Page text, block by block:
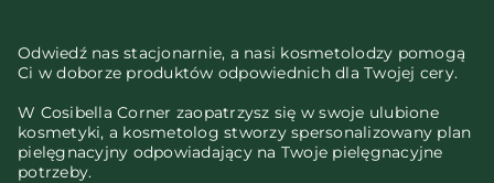
Odwiedź nas stacjonarnie, a nasi kosmetolodzy pomogą
Ci w doborze produktów odpowiednich dla Twojej cery.
W Cosibella Corner zaopatrzysz się w swoje ulubione
kosmetyki, a kosmetolog stworzy spersonalizowany plan
pielęgnacyjny odpowiadający na Twoje pielęgnacyjne
potrzeby.